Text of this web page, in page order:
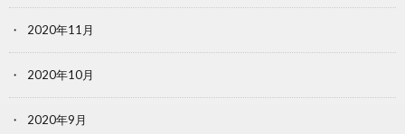
2020年11月
2020年10月
2020年9月